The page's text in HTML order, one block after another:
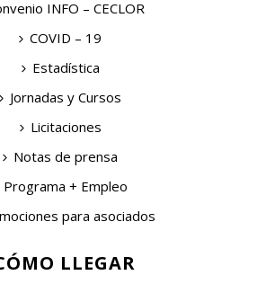
INFO – CECLOR
COVID – 19
Estadística
Jornadas y Cursos
Licitaciones
Notas de prensa
Programa + Empleo
para asociados
LLEGAR